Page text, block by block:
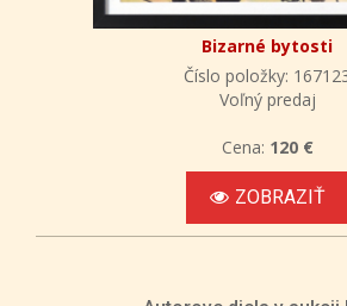
Bizarné bytosti
Číslo položky:
Voľný predaj
Cena: 120 €
ZOBRAZIŤ